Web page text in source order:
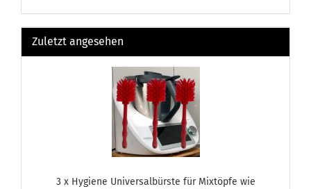
Zuletzt angesehen
3 x Hygiene Universalbürste für Mixtöpfe wie